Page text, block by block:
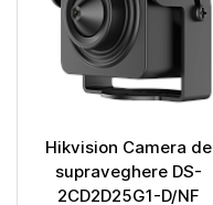
Hikvision Camera de
supraveghere DS-
2CD2D25G1-D/NF